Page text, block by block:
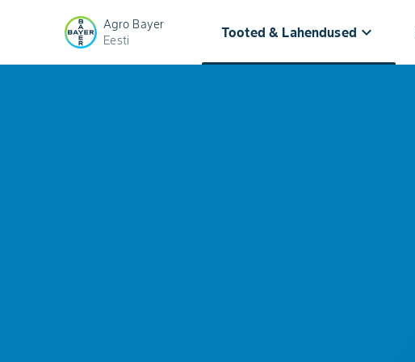
Agro Bayer
Eesti
Tooted & Lahendused keyboard_arrow_down